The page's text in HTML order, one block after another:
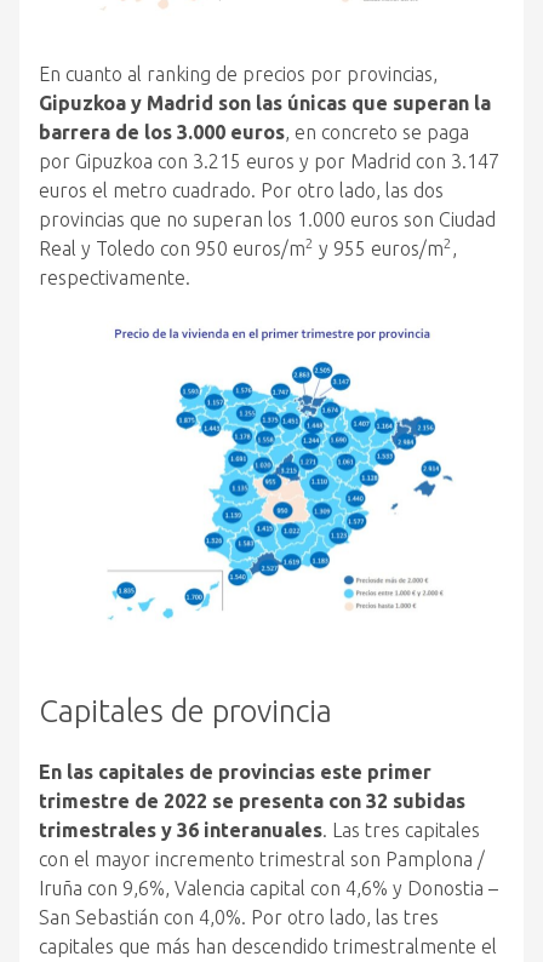
En cuanto al ranking de precios por provincias,
Gipuzkoa y Madrid son las únicas que superan la
barrera de los 3.000 euros, en concreto se paga
por Gipuzkoa con 3.215 euros y por Madrid con 3.147
euros el metro cuadrado. Por otro lado, las dos
provincias que no superan los 1.000 euros son Ciudad
Real y Toledo con 950 euros/m2 y 955 euros/m2 ,
respectivamente.
Capitales de provincia
En las capitales de provincias este primer
trimestre de 2022 se presenta con 32 subidas
trimestrales y 36 interanuales. Las tres capitales
con el mayor incremento trimestral son Pamplona /
Iruña con 9,6%, Valencia capital con 4,6% y Donostia –
San Sebastián con 4,0%. Por otro lado, las tres
capitales que más han descendido trimestralmente el